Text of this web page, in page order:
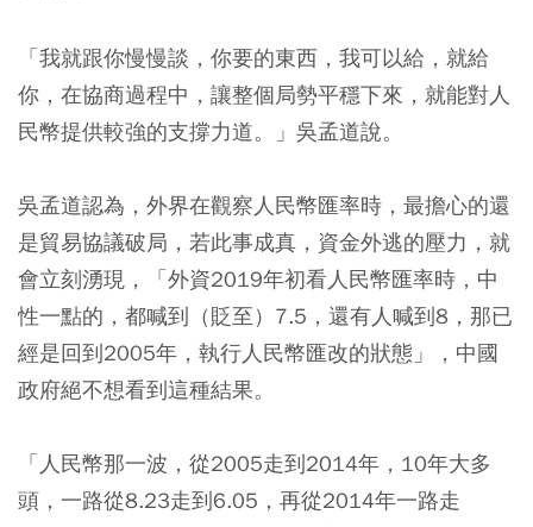
「我就跟你慢慢談，你要的東西，我可以給，就給
你，在協商過程中，讓整個局勢平穩下來，就能對人
民幣提供較強的支撐力道。」吳孟道說。
吳孟道認為，外界在觀察人民幣匯率時，最擔心的還
是貿易協議破局，若此事成真，資金外逃的壓力，就
會立刻湧現，「外資2019年初看人民幣匯率時，中
性一點的，都喊到（貶至）7.5，還有人喊到8，那已
經是回到2005年，執行人民幣匯改的狀態」，中國
政府絕不想看到這種結果。
「人民幣那一波，從2005走到2014年，10年大多
頭，一路從8.23走到6.05，再從2014年一路走